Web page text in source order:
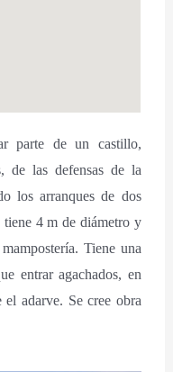
parte de un castillo,
de las defensas de la
los arranques de dos
4 m de diámetro y
Tiene una
entrar agachados, en
adarve. Se cree obra